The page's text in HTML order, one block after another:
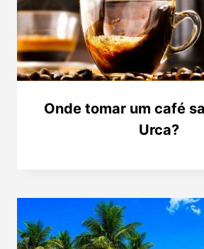
Onde tomar um café
Urca?